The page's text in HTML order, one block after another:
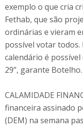
exemplo o que cria
Fethab, que são
ordinárias e vieram
possível votar todos.
calendário é
29”, garante Botelho.
CALAMIDADE
financeira assinado
(DEM) na semana